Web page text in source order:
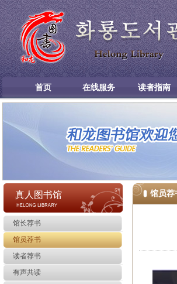
首页 在线服务 读者指南
真人图书馆
馆长荐书
馆员荐书
读者荐书
有声共读
馆员荐